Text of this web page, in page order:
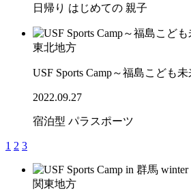
日帰り はじめての 親子
東北地方
USF Sports Camp～福島こども未
2022.09.27
宿泊型 パラスポーツ
1 2 3
関東地方